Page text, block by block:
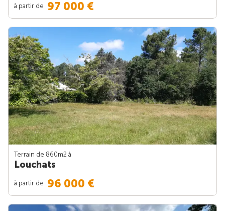
à partir de 97 000 €
Terrain de 860m2 à
Louchats
à partir de 96 000 €